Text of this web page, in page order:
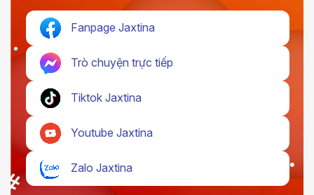
Fanpage Jaxtina
Trò chuyện trực tiếp
Tiktok Jaxtina
Youtube Jaxtina
Zalo Jaxtina